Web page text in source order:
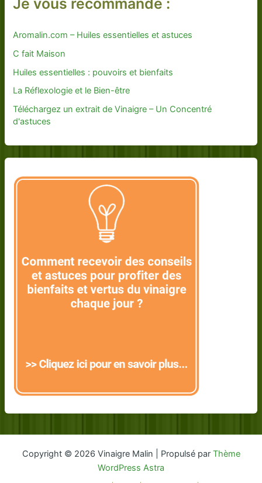
Aromalin.com – Huiles essentielles et astuces
C fait Maison
Huiles essentielles : pouvoirs et bienfaits
La Réflexologie et le Bien-être
Téléchargez un extrait de Vinaigre – Un Concentré
d'astuces
Copyright © 2026 Vinaigre Malin | Propulsé par Thème
WordPress Astra